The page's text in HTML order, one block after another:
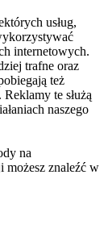
usług,
internetowych.
trafne oraz
też
te służą
naszego
na
znaleźć w